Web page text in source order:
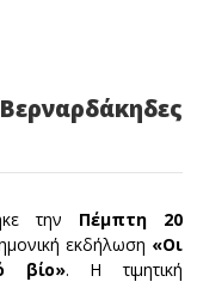
την Πέμπτη 20
εκδήλωση «Οι
βίο». Η τιμητική